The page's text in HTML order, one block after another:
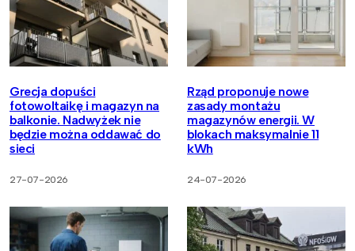
Grecja dopuści
fotowoltaikę i magazyn na
balkonie. Nadwyżek nie
będzie można oddawać do
sieci
27-07-2026
Rząd proponuje nowe
zasady montażu
magazynów energii. W
blokach maksymalnie 11
kWh
24-07-2026